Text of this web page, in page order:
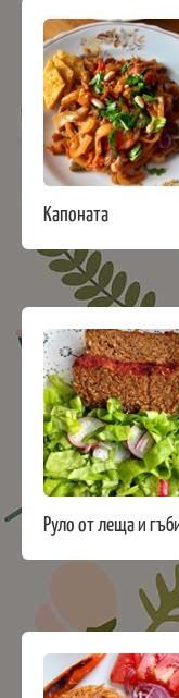
Капоната
Руло от леща и